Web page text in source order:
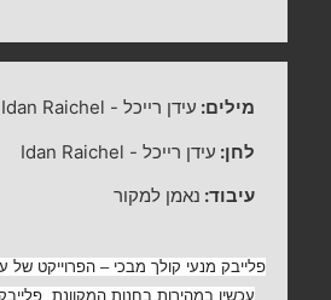
מילים: עידן רייכל -
Idan Raichel
לחן: עידן רייכל -
Idan Raichel
עיבוד: נאמן למקור
פלייבק מנעי קולך מבכי – הפרוייקט של
עכשיו במהירות בחנות המקוונת.